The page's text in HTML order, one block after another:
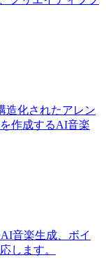
造化されたアレン
作成するAI音楽
音楽生成、ボイ
します。